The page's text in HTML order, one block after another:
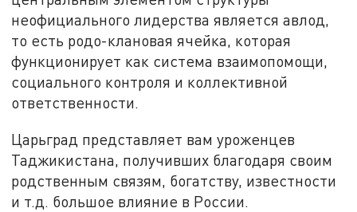
неофициального лидерства является авлод,
то есть родо-клановая ячейка, которая
функционирует как система взаимопомощи,
социального контроля и коллективной
ответственности.
Царьград представляет вам уроженцев
Таджикистана, получивших благодаря своим
родственным связям, богатству, известности
и т.д. большое влияние в России.